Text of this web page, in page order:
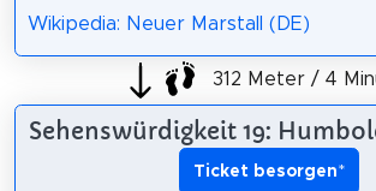
Wikipedia: Neuer Marstall (DE)
312 Meter / 4
Sehenswürdigkeit 19:
Ticket besorgen*